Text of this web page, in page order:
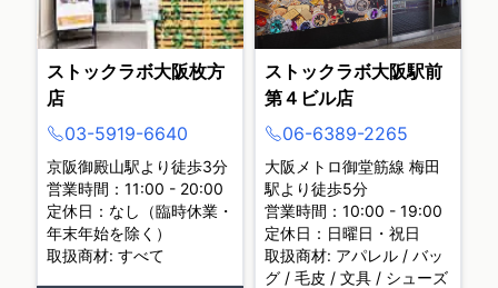
ストックラボ大阪枚方
店
03-5919-6640
京阪御殿山駅より徒歩3分
営業時間：11:00 - 20:00
定休日：なし（臨時休業・
年末年始を除く）
取扱商材: すべて
ストックラボ大阪駅前
第４ビル店
06-6389-2265
大阪メトロ御堂筋線 梅田
駅より徒歩5分
営業時間：10:00 - 19:00
定休日：日曜日・祝日
取扱商材: アパレル / バッ
グ / 毛皮 / 文具 / シューズ